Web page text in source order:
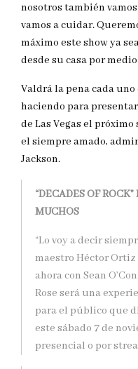
nosotros también
vamos a cuidar.
máximo este show ya
desde su casa por
Valdrá la pena cada
haciendo para presentar
de Las Vegas el
el siempre amado,
Jackson.
“DECADES OF
MUCHOS
“Lo voy a decir
maestro Héctor
ahora con Sean
Rose será una
para el público que
este sábado 7 de
presencial o por